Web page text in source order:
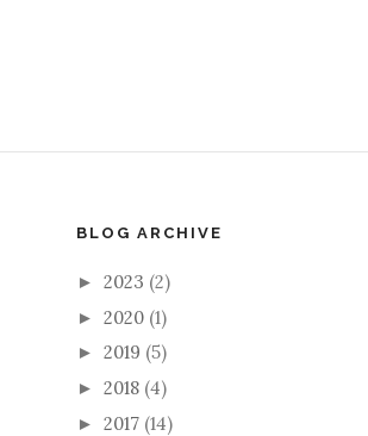
BLOG ARCHIVE
► 2023 (2)
► 2020 (1)
► 2019 (5)
► 2018 (4)
► 2017 (14)